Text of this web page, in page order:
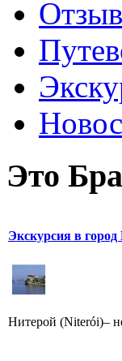
Это
Экскурсия в
Нитерой (Niterói)–